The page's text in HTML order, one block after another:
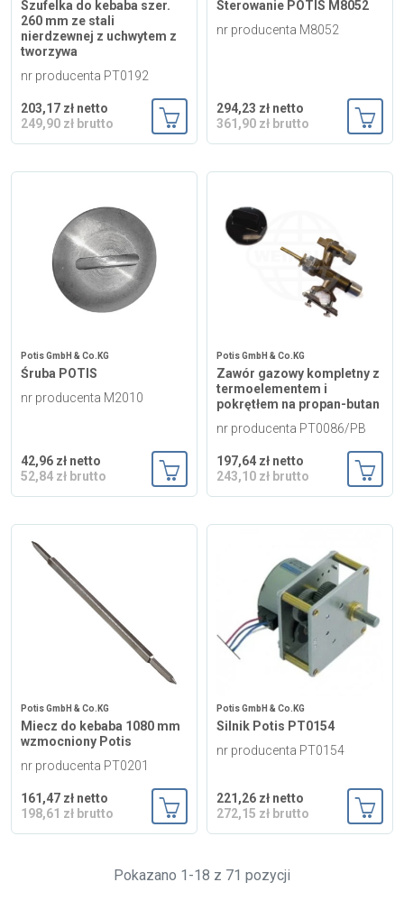
Szufelka do kebaba szer.
260 mm ze stali
nierdzewnej z uchwytem z
tworzywa
nr producenta PT0192
203,17 zł netto
249,90 zł brutto
Dodaj do koszyka
Sterowanie POTIS M8052
nr producenta M8052
294,23 zł netto
361,90 zł brutto
Potis GmbH & Co.KG
Śruba POTIS
nr producenta M2010
42,96 zł netto
52,84 zł brutto
Dodaj do koszyka
Potis GmbH & Co.KG
Zawór gazowy kompletny z
termoelementem i
pokrętłem na propan-butan
nr producenta PT0086/PB
197,64 zł netto
243,10 zł brutto
Potis GmbH & Co.KG
Miecz do kebaba 1080 mm
wzmocniony Potis
nr producenta PT0201
161,47 zł netto
198,61 zł brutto
Dodaj do koszyka
Potis GmbH & Co.KG
Silnik Potis PT0154
nr producenta PT0154
221,26 zł netto
272,15 zł brutto
Pokazano 1-18 z 71 pozycji